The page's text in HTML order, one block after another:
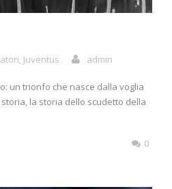
, Juventus admin
un trionfo che nasce dalla voglia
la storia dello scudetto della
0